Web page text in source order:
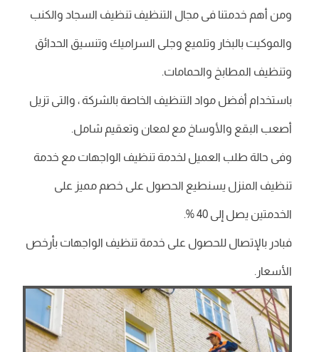
ومن أهم خدمتنا فى مجال التنظيف تنظيف السجاد والكنب
والموكيت بالبخار وتلميع وجلى السراميك وتنسيق الحدائق
وتنظيف المطابخ والحمامات.
باستخدام أفضل مواد التنظيف الخاصة بالشركة ، والتى تزيل
أصعب البقع والأوساخ مع لمعان وتعقيم شامل.
وفى حالة طلب العميل لخدمة تنظيف الواجهات مع خدمة
تنظيف المنزل يسنطيع الحصول على خصم مميز على
الخدمتين يصل إلى 40 %.
فبادر بالإتصال للحصول على خدمة تنظيف الواجهات بأرخص
الأسعار.